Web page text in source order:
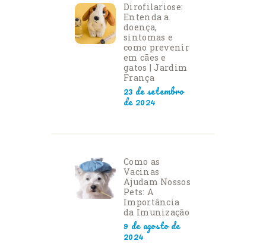
Dirofilariose:
Entenda a
doença,
sintomas e
como prevenir
em cães e
gatos | Jardim
França
23 de setembro
de 2024
Como as
Vacinas
Ajudam Nossos
Pets: A
Importância
da Imunização
9 de agosto de
2024